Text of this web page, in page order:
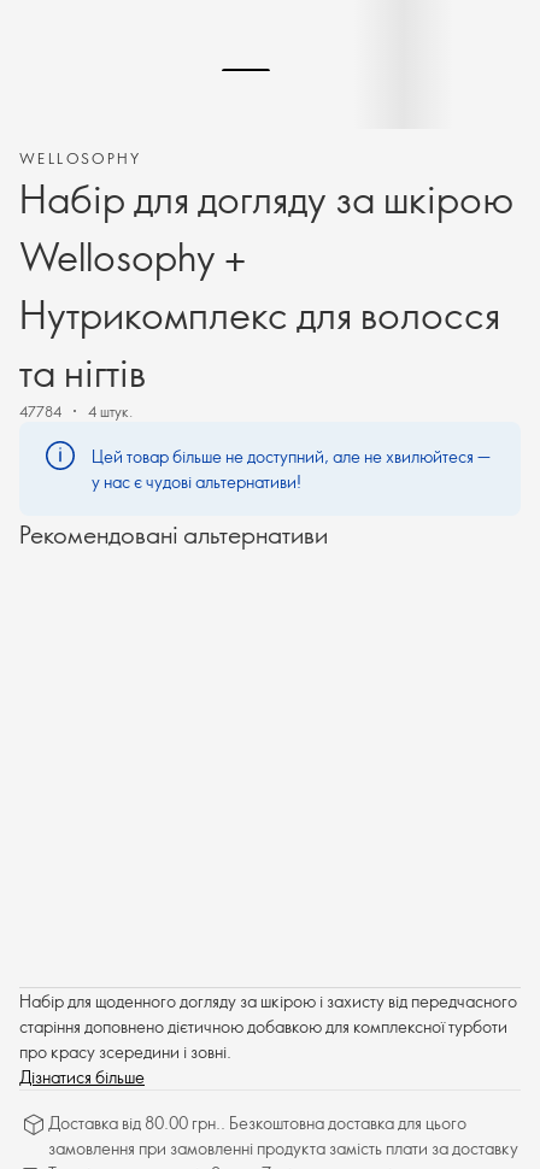
WELLOSOPHY
Набір для догляду за шкірою
Wellosophy +
Нутрикомплекс для волосся
та нігтів
47784 4 штук.
Цей товар більше не доступний, але не хвилюйтеся —
у нас є чудові альтернативи!
Рекомендовані альтернативи
Набір для щоденного догляду за шкірою і захисту від передчасного
старіння доповнено дієтичною добавкою для комплексної турботи
про красу зсередини і зовні.
Дізнатися більше
Доставка від 80.00 грн.. Безкоштовна доставка для цього
замовлення при замовленні продукта замість плати за доставку